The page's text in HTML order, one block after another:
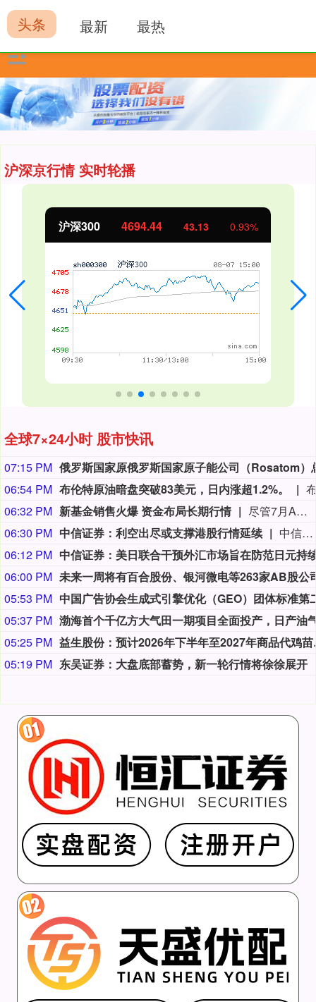
沪深京行情 实时轮播
北证50 1134.24 11.37 1.01%
全球7×24小时 股市快讯
07:15 PM
06:54 PM 布伦特原油暗盘突破83美元，日内涨超1.2%。
06:32 PM 新基金销售火爆 资金布局长期行情
尽管7月A股市场调整，但新发基金市场却呈现出冷暖反差，多只主动权益新品募集成绩亮眼。普通投资者踊跃认购新基金的背后，是不少基金经理对于当前科技行情长周期属性的深度研判，公募普遍判断AI产业浪潮不是短期主题炒作，科技浪潮的演绎周期也远不止半年。
06:30 PM 中信证券：利空出尽或支撑港股行情延续
中信证券研报指出，近一个月恒生综指迎来业绩预期反转，中报超预期与利好预告推动全年盈利上修；而恒科指数受制于乘用车盈利分化及头部互联网平台资本开支扩张对短期利润率的压制，预期修复相对滞后。行业上，医疗保健（CXO与制药龙头驱动）、金融（券商资管与保险）、公用事业及周期运输景气上行；消费、地产及资讯科技预期遭下调。交易层面呈现资金回补超跌低位板块与交易高景气业绩动能的“双管齐下”特征。面对财报密集披露期与海内外宏观扰动，配置建议维持“红利防守+成长弹性”杠铃策略：防守端锁定高股息、低β“类债”资产；进攻端聚焦互联网巨头、双向资金加仓的机器人与生物科技，以及技术硬件与AI应用，兼顾创新药及工业金属的催化布局。
06:12 PM
06:00 PM
05:53 PM
05:37 PM
05:25 PM
益生股
05:19 PM 东吴证券：大盘底部蓄势，新一轮行情将徐徐展开
头条 最新 最热